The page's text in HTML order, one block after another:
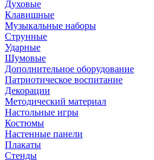
Духовые
Клавишные
Музыкальные наборы
Струнные
Ударные
Шумовые
Дополнительное оборудование
Патриотическое воспитание
Декорации
Методический материал
Настольные игры
Костюмы
Настенные панели
Плакаты
Стенды